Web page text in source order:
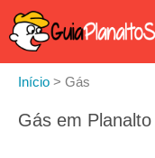
Início > Gás
Gás em